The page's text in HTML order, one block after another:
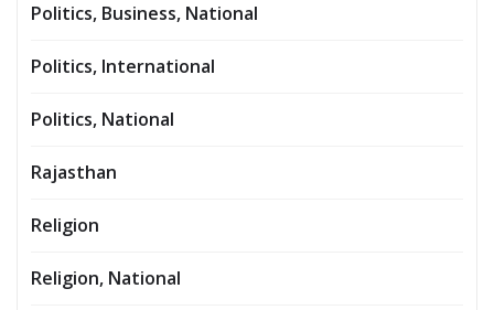
Politics, Business, National
Politics, International
Politics, National
Rajasthan
Religion
Religion, National